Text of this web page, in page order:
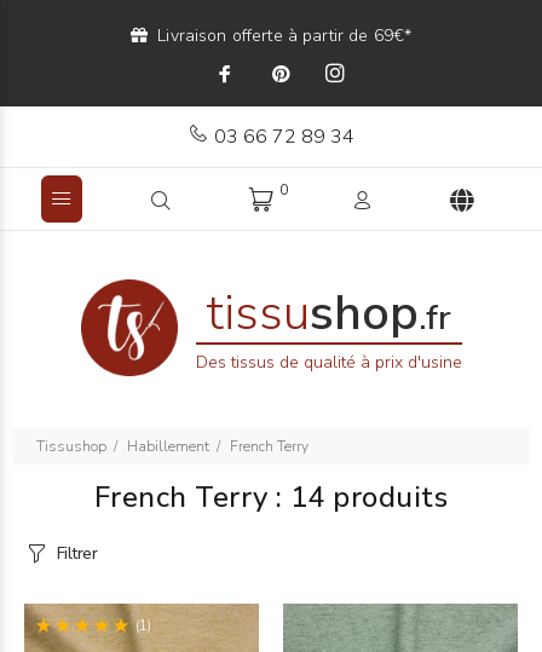
Livraison offerte à partir de 69€*
03 66 72 89 34
0
tissushop.fr
Des tissus de qualité à prix d'usine
Tissushop Habillement French Terry
French Terry : 14 produits
Filtrer
(1)